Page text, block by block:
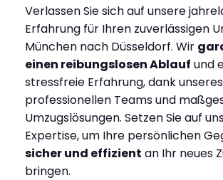
Verlassen Sie sich auf unsere
Erfahrung für Ihren zuverlässigen
München nach Düsseldorf. Wir
einen reibungslosen Ablauf und
stressfreie Erfahrung, dank unseres
professionellen Teams und
Umzugslösungen. Setzen Sie auf
Expertise, um Ihre persönlichen
sicher und effizient an Ihr neues
bringen.